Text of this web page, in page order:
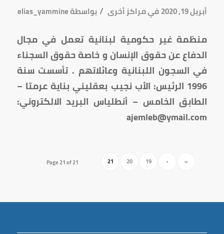
أبريل 19, 2020 فيمراكز أخرى /بواسطةelias_yammine
منظمة غير حكومية لبنانية تعمل في مجال
الدفاع عن حقوق الإنسان و خاصة حقوق السجناء
في السجون اللبنانية وعائلاتهم . تأسست سنة
1996 الرئيس: الأب نجيب بعقليني بناية عرمتا –
الطابق الخامس – أنطلياس البريد الالكتروني:
ajemleb@ymail.com
Page 21 of 21 «
‹
19
20
21